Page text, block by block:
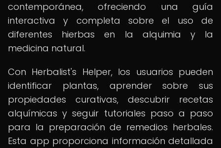
contemporánea, ofreciendo una guía
interactiva y completa sobre el uso de
diferentes hierbas en la alquimia y la
medicina natural.
Con Herbalist's Helper, los usuarios pueden
identificar plantas, aprender sobre sus
propiedades curativas, descubrir recetas
alquímicas y seguir tutoriales paso a paso
para la preparación de remedios herbales.
Esta app proporciona información detallada